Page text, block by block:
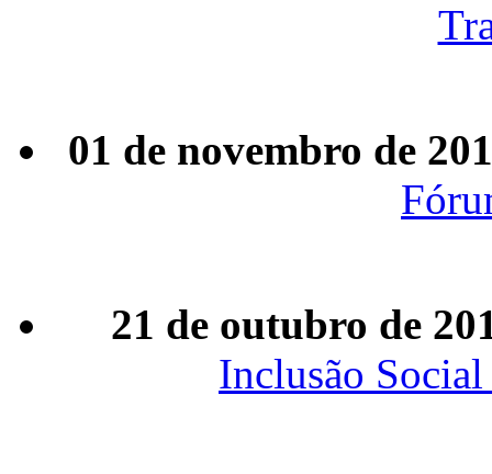
01 de novembro de
21 de outubro de
Inclusão Social